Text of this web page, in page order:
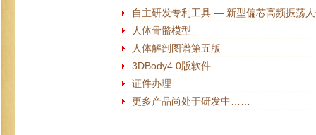
自主研发专利工具 — 新型偏芯高频振荡
人体骨骼模型
人体解剖图谱第五版
3DBody4.0版软件
证件办理
更多产品尚处于研发中……